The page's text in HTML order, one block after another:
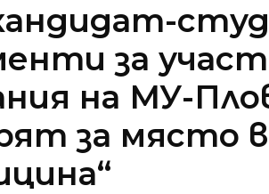
за
на МУ-
за място